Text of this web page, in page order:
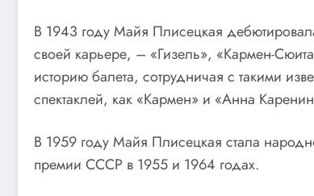
В 1943 году Майя Плисецкая
своей карьере, – «Гизель», «Кармен-
историю балета, сотрудничая с такими
спектаклей, как «Кармен» и «Анна
В 1959 году Майя Плисецкая стала
премии СССР в 1955 и 1964 годах.